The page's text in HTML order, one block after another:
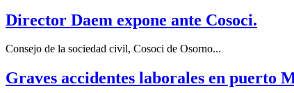
Director Daem expone ante Cosoci.
Consejo de la sociedad civil, Cosoci de Osorno...
Graves accidentes laborales en puerto